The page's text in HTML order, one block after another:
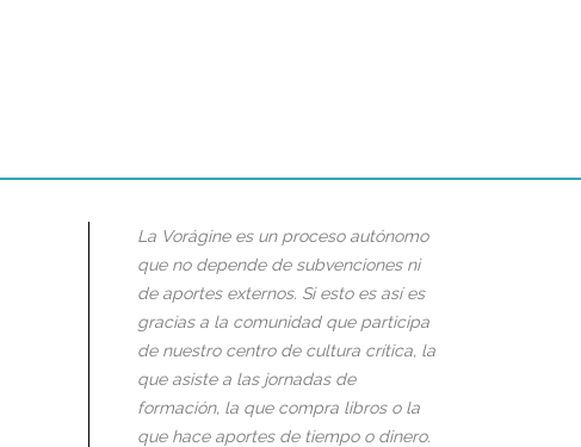
La Vorágine es un proceso autónomo
que no depende de subvenciones ni
de aportes externos. Si esto es así es
gracias a la comunidad que participa
de nuestro centro de cultura crítica, la
que asiste a las jornadas de
formación, la que compra libros o la
que hace aportes de tiempo o dinero.